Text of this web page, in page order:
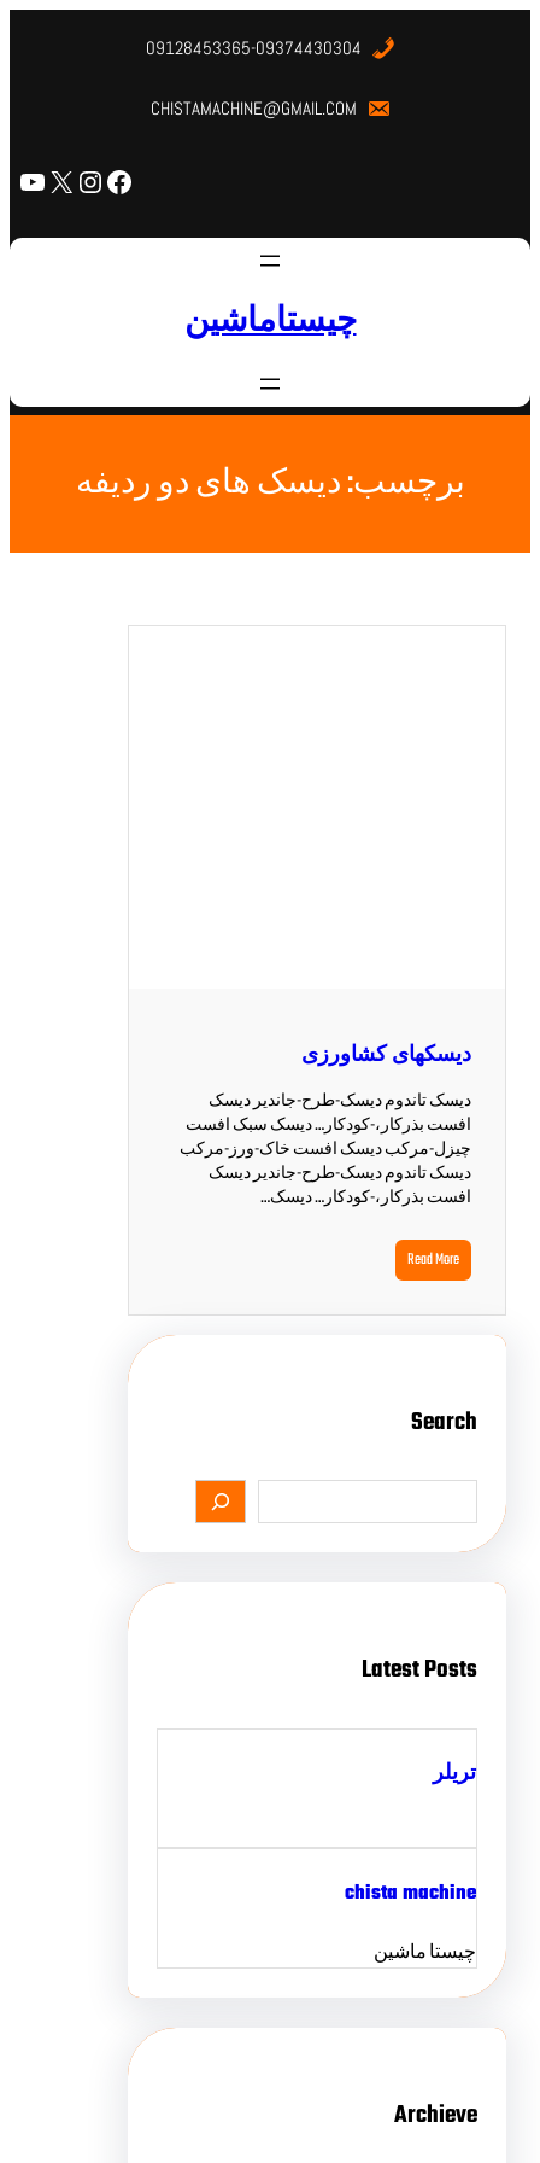
09128453365-09374430304
CHISTAMACHINE@GMAIL.COM
چیستاماشین
برچسب:دیسک های دو ردیفه
دیسکهای کشاورزی
دیسک تاندوم دیسک-طرح-جاندیر دیسک
افست بذرکار،-کودکار… دیسک سبک افست
چیزل-مرکب دیسک افست خاک-ورز-مرکب
دیسک تاندوم دیسک-طرح-جاندیر دیسک
افست بذرکار،-کودکار… دیسک…
Read More
Search
Latest Posts
تریلر
chista machine
چیستا ماشین
Archieve